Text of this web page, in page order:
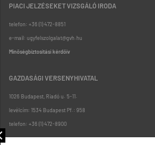
PIACI JELZÉSEKET VIZSGÁLÓ IRODA
telefon: +36 (1) 472-8851
e-mail: ugyfelszolgalat@gvh.hu
Minőségbiztosítási kérdőív
GAZDASÁGI VERSENYHIVATAL
1026 Budapest, Riadó u. 5-11.
levélcím: 1534 Budapest Pf.: 958
telefon: +36 (1) 472-8900